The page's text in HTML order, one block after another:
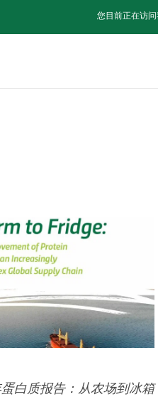
您目前正在访
白质报告：从农场到冰箱